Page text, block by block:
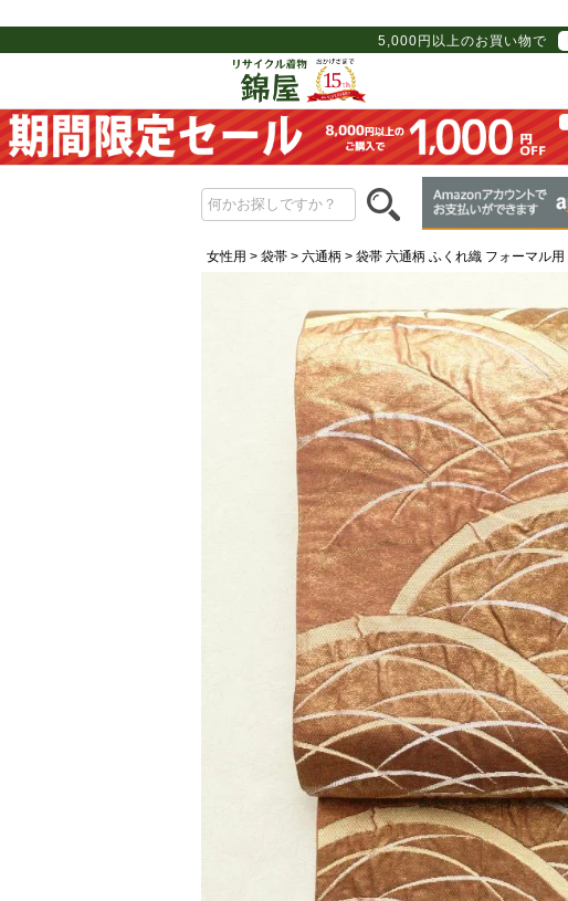
5,000円以上のお買い物で
女性用 袋帯 六通柄 袋帯 六通柄 ふくれ織 フォーマル